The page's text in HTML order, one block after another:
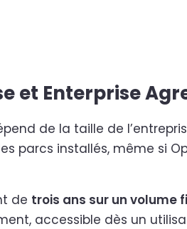
et Enterprise
de la taille de
parcs installés, même si
de trois ans sur un volume
accessible dès un